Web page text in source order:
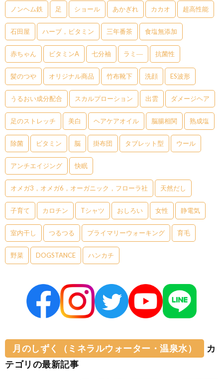
ノンヘム鉄 足 ショール あかぎれ カカオ 超高性能
石田屋 ハーブ，ビタミン 三年番茶 食塩無添加
赤ちゃん ビタミンA 七分袖 ラミ― 抗菌性
髪のつや オリジナル商品 竹布靴下 洗顔 ES波形
うるおい成分配合 スカルプローション 出雲 ダメージヘア
足のストレッチ 美白 ヘアケアオイル 脳腸相関 熟成塩
除菌 ビタミン 脳 掛布団 タブレット型 ウール
アンチエイジング 快眠
オメガ3，オメガ6，オーガニック，フローラ社 天然だし
子育て カロチン Tシャツ おしろい 女性 静電気
室内干し つるつる プライマリーウォーキング 育毛
野菜 DOGSTANCE ハンカチ
月のしずく（ミネラルウォーター・温泉水）
カ
テゴリの最新記事